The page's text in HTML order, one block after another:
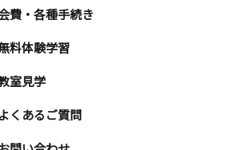
費・各種手続き
料体験学習
室見学
よくあるご質問